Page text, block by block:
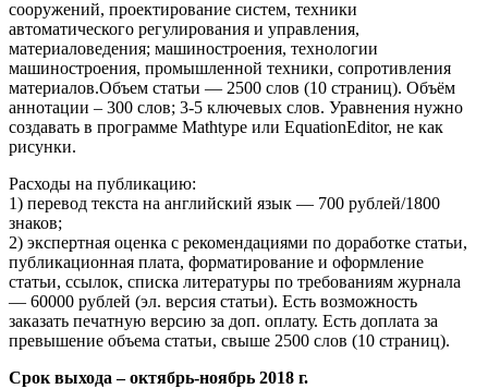
сооружений, проектирование систем, техники
автоматического регулирования и управления,
материаловедения; машиностроения, технологии
машиностроения, промышленной техники, сопротивления
материалов.Объем статьи — 2500 слов (10 страниц). Объём
аннотации – 300 слов; 3-5 ключевых слов. Уравнения нужно
создавать в программе Mathtype или EquationEditor, не как
рисунки.
Расходы на публикацию:
1) перевод текста на английский язык — 700 рублей/1800
знаков;
2) экспертная оценка с рекомендациями по доработке статьи,
публикационная плата, форматирование и оформление
статьи, ссылок, списка литературы по требованиям журнала
— 60000 рублей (эл. версия статьи). Есть возможность
заказать печатную версию за доп. оплату. Есть доплата за
превышение объема статьи, свыше 2500 слов (10 страниц).
Срок выхода – октябрь-ноябрь 2018 г.